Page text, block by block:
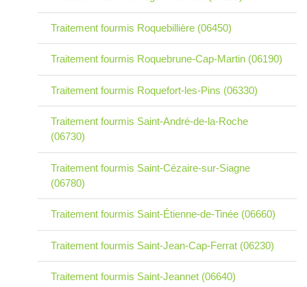
Traitement fourmis Roquebillière (06450)
Traitement fourmis Roquebrune-Cap-Martin (06190)
Traitement fourmis Roquefort-les-Pins (06330)
Traitement fourmis Saint-André-de-la-Roche
(06730)
Traitement fourmis Saint-Cézaire-sur-Siagne
(06780)
Traitement fourmis Saint-Étienne-de-Tinée (06660)
Traitement fourmis Saint-Jean-Cap-Ferrat (06230)
Traitement fourmis Saint-Jeannet (06640)